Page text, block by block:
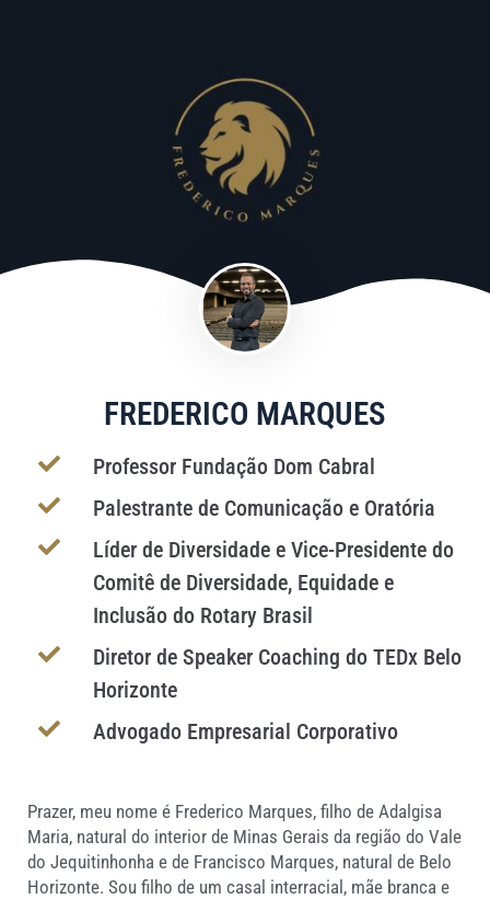
FREDERICO MARQUES
Professor Fundação Dom Cabral
Palestrante de Comunicação e Oratória
Líder de Diversidade e Vice-Presidente do
Comitê de Diversidade, Equidade e
Inclusão do Rotary Brasil
Diretor de Speaker Coaching do TEDx Belo
Horizonte
Advogado Empresarial Corporativo
Prazer, meu nome é Frederico Marques, filho de Adalgisa
Maria, natural do interior de Minas Gerais da região do Vale
do Jequitinhonha e de Francisco Marques, natural de Belo
Horizonte. Sou filho de um casal interracial, mãe branca e